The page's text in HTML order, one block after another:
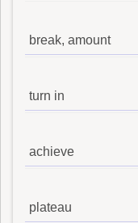
break, amount
turn in
achieve
plateau